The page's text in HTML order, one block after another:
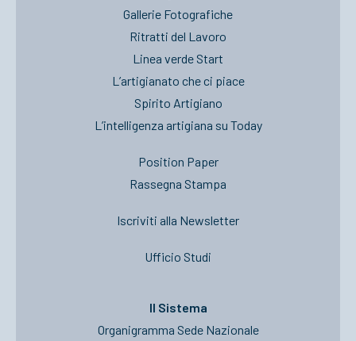
Gallerie Fotografiche
Ritratti del Lavoro
Linea verde Start
L’artigianato che ci piace
Spirito Artigiano
L’intelligenza artigiana su Today
Position Paper
Rassegna Stampa
Iscriviti alla Newsletter
Ufficio Studi
Il Sistema
Organigramma Sede Nazionale